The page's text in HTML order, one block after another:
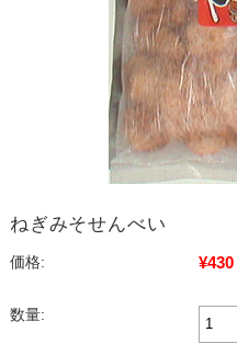
ねぎみそせんべい
価格: ¥430
数量: